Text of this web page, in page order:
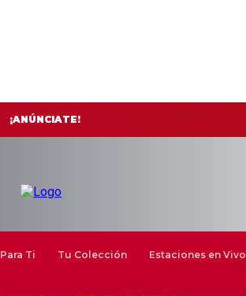
¡ANÚNCIATE!
Para Ti Tu Colección Estaciones en Vivo